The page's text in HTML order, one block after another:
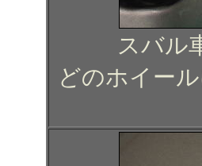
スバル
どのホイー